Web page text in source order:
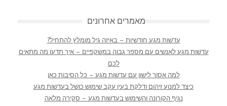
מאמרים אחרונים
עדשות מגע חודשיות – באיזה גיל מומלץ להתחיל?
עדשות מגע לאנשים עם מספר גבוה במשקפיים – איך תדעו מה מתאים
לכם
למה אסור לישון עם עדשות מגע – כל הסיבות כאן
כיצד למנוע זיהום ודלקת בעין עקב שימוש כושל בעדשות מגע
נגיף הקורונה והשימוש בעדשות מגע – סקירה מלאה